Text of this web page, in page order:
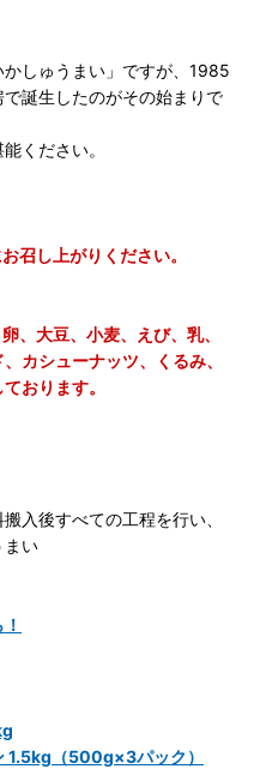
しゅうまい」ですが、1985
誕生したのがその始まりで
ください。
召し上がりください。
、大豆、小麦、えび、乳、
カシューナッツ、くるみ、
おります。
入後すべての工程を行い、
まい
1.5kg（500g×3パック）